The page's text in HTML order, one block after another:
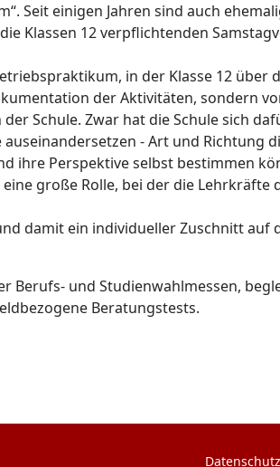
Seit einigen Jahren sind auch
Klassen 12 verpflichtenden
in der Klasse 12 über
der Aktivitäten, sondern
Schule. Zwar hat die Schule sich
- Art und Richtung
ihre Perspektive selbst bestimmen
große Rolle, bei der die Lehrkräfte
damit ein individueller Zuschnitt auf
und Studienwahlmessen,
Beratungstests.
Datenschutz